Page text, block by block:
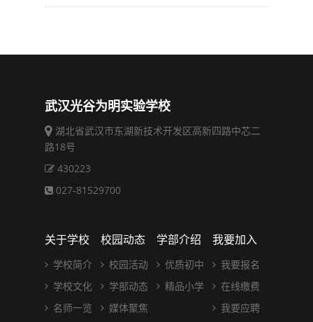
武汉光谷为明实验学校
湖北省武汉市东湖新技术开发区高新四路中芯二
路18号
430223
027-81529700
关于学校
学校简介
学校文化
名师一览
校园动态
校园活动
学部动态
媒体聚焦
学部介绍
优质初中
精品小学
我要加入
我要报名
在线缴费
我要应聘